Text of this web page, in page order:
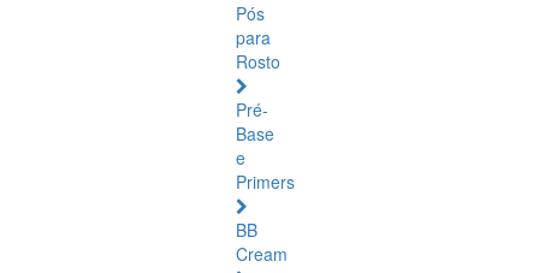
Pós
para
Rosto
Pré-
Base
e
Primers
BB
Cream